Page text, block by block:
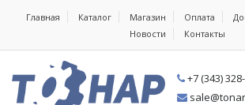
Главная Каталог Магазин Оплата
Новости
Контакты
+7 (343)